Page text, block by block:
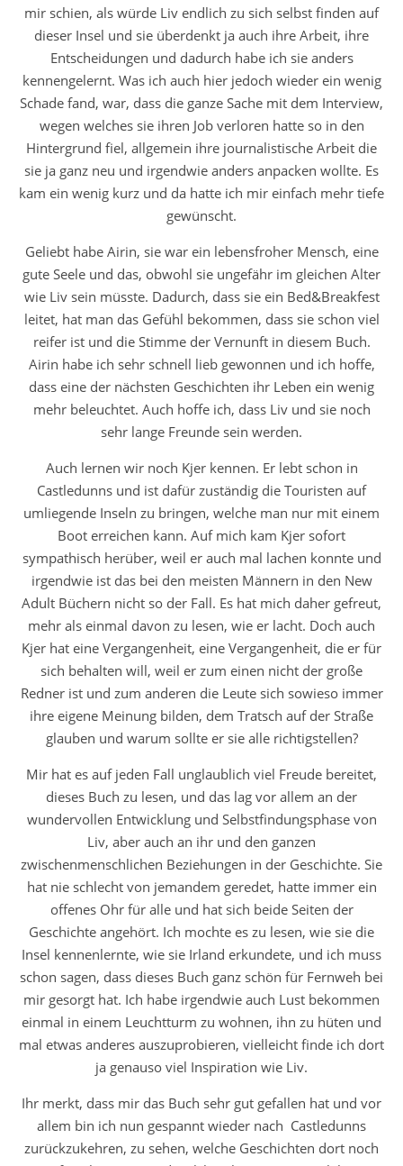
mir schien, als würde Liv endlich zu sich selbst finden auf
dieser Insel und sie überdenkt ja auch ihre Arbeit, ihre
Entscheidungen und dadurch habe ich sie anders
kennengelernt. Was ich auch hier jedoch wieder ein wenig
Schade fand, war, dass die ganze Sache mit dem Interview,
wegen welches sie ihren Job verloren hatte so in den
Hintergrund fiel, allgemein ihre journalistische Arbeit die
sie ja ganz neu und irgendwie anders anpacken wollte. Es
kam ein wenig kurz und da hatte ich mir einfach mehr tiefe
gewünscht.
Geliebt habe Airin, sie war ein lebensfroher Mensch, eine
gute Seele und das, obwohl sie ungefähr im gleichen Alter
wie Liv sein müsste. Dadurch, dass sie ein Bed&Breakfest
leitet, hat man das Gefühl bekommen, dass sie schon viel
reifer ist und die Stimme der Vernunft in diesem Buch.
Airin habe ich sehr schnell lieb gewonnen und ich hoffe,
dass eine der nächsten Geschichten ihr Leben ein wenig
mehr beleuchtet. Auch hoffe ich, dass Liv und sie noch
sehr lange Freunde sein werden.
Auch lernen wir noch Kjer kennen. Er lebt schon in
Castledunns und ist dafür zuständig die Touristen auf
umliegende Inseln zu bringen, welche man nur mit einem
Boot erreichen kann. Auf mich kam Kjer sofort
sympathisch herüber, weil er auch mal lachen konnte und
irgendwie ist das bei den meisten Männern in den New
Adult Büchern nicht so der Fall. Es hat mich daher gefreut,
mehr als einmal davon zu lesen, wie er lacht. Doch auch
Kjer hat eine Vergangenheit, eine Vergangenheit, die er für
sich behalten will, weil er zum einen nicht der große
Redner ist und zum anderen die Leute sich sowieso immer
ihre eigene Meinung bilden, dem Tratsch auf der Straße
glauben und warum sollte er sie alle richtigstellen?
Mir hat es auf jeden Fall unglaublich viel Freude bereitet,
dieses Buch zu lesen, und das lag vor allem an der
wundervollen Entwicklung und Selbstfindungsphase von
Liv, aber auch an ihr und den ganzen
zwischenmenschlichen Beziehungen in der Geschichte. Sie
hat nie schlecht von jemandem geredet, hatte immer ein
offenes Ohr für alle und hat sich beide Seiten der
Geschichte angehört. Ich mochte es zu lesen, wie sie die
Insel kennenlernte, wie sie Irland erkundete, und ich muss
schon sagen, dass dieses Buch ganz schön für Fernweh bei
mir gesorgt hat. Ich habe irgendwie auch Lust bekommen
einmal in einem Leuchtturm zu wohnen, ihn zu hüten und
mal etwas anderes auszuprobieren, vielleicht finde ich dort
ja genauso viel Inspiration wie Liv.
Ihr merkt, dass mir das Buch sehr gut gefallen hat und vor
allem bin ich nun gespannt wieder nach Castledunns
zurückzukehren, zu sehen, welche Geschichten dort noch